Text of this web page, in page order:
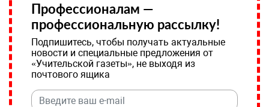
Профессионалам —
профессиональную рассылку!
Подпишитесь, чтобы получать актуальные
новости и специальные предложения от
«Учительской газеты», не выходя из
почтового ящика